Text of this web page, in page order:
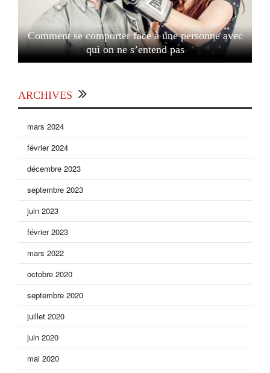
Comment se comporter face à une personne avec
qui on ne s’entend pas
ARCHIVES
mars 2024
février 2024
décembre 2023
septembre 2023
juin 2023
février 2023
mars 2022
octobre 2020
septembre 2020
juillet 2020
juin 2020
mai 2020